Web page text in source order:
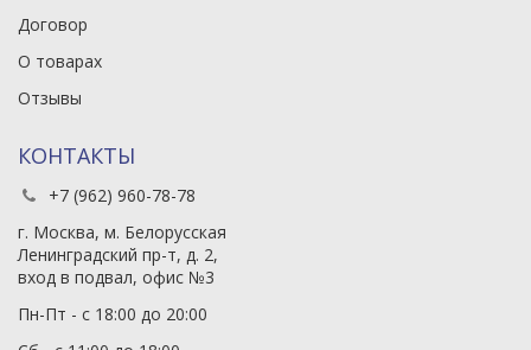
Договор
О товарах
Отзывы
КОНТАКТЫ
+7 (962) 960-78-78
г. Москва, м. Белорусская
Ленинградский пр-т, д. 2,
вход в подвал, офис №3
Пн-Пт - с 18:00 до 20:00